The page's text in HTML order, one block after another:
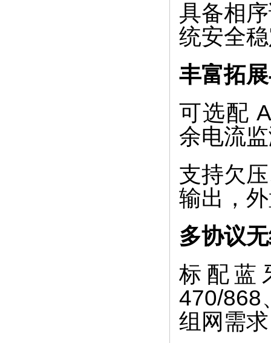
具备相
统安全
丰富拓
可选配
余电流
支持欠
输出，
多协议
标配蓝
470/868
组网需